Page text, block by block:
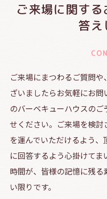
ご来場に関す
答え
ご来場にまつわるご質問
ざいましたらお気軽にお
のバーベキューハウスの
せください。ご来場を検
を運んでいただけるよう
に回答するよう心掛けてま
時間が、皆様の記憶に残
い限りです。